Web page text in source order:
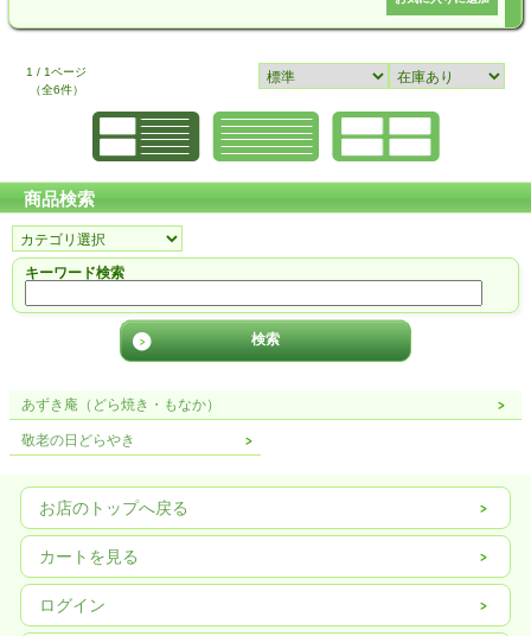
1 / 1ページ
（全6件）
商品検索
キーワード検索
あずき庵（どら焼き・もなか）
敬老の日どらやき
お店のトップへ戻る
カートを見る
ログイン